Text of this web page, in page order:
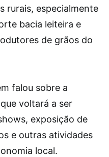
rurais, especialmente
bacia leiteira e
de grãos do
falou sobre a
voltará a ser
exposição de
e outras atividades
local.